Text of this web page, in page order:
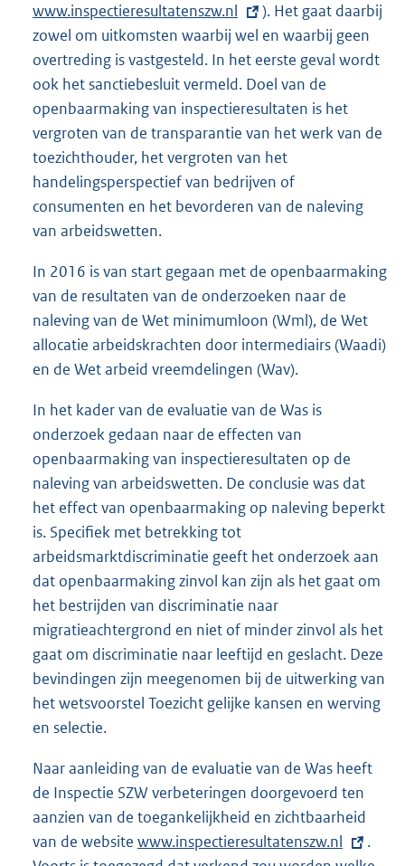
x
t
e
n
e
n
www.inspectieresultatenszw.nl
). Het gaat daarbij
zowel om uitkomsten waarbij wel en waarbij geen
overtreding is vastgesteld. In het eerste geval wordt
ook het sanctiebesluit vermeld. Doel van de
openbaarmaking van inspectieresultaten is het
vergroten van de transparantie van het werk van de
toezichthouder, het vergroten van het
handelingsperspectief van bedrijven of
consumenten en het bevorderen van de naleving
van arbeidswetten.
In 2016 is van start gegaan met de openbaarmaking
van de resultaten van de onderzoeken naar de
naleving van de Wet minimumloon (Wml), de Wet
allocatie arbeidskrachten door intermediairs (Waadi)
en de Wet arbeid vreemdelingen (Wav).
In het kader van de evaluatie van de Was is
onderzoek gedaan naar de effecten van
openbaarmaking van inspectieresultaten op de
naleving van arbeidswetten. De conclusie was dat
het effect van openbaarmaking op naleving beperkt
is. Specifiek met betrekking tot
arbeidsmarktdiscriminatie geeft het onderzoek aan
dat openbaarmaking zinvol kan zijn als het gaat om
het bestrijden van discriminatie naar
migratieachtergrond en niet of minder zinvol als het
gaat om discriminatie naar leeftijd en geslacht. Deze
bevindingen zijn meegenomen bij de uitwerking van
het wetsvoorstel Toezicht gelijke kansen en werving
en selectie.
Naar aanleiding van de evaluatie van de Was heeft
de Inspectie SZW verbeteringen doorgevoerd ten
aanzien van de toegankelijkheid en zichtbaarheid
van de website E
www.inspectieresultatenszw.nl
.